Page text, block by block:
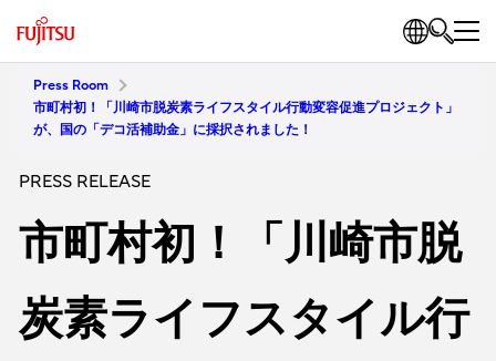
Press Room
市町村初！「川崎市脱炭素ライフスタイル行動変容促進プロジェクト」
が、国の「デコ活補助金」に採択されました！
PRESS RELEASE
市町村初！「川崎市脱
炭素ライフスタイル行